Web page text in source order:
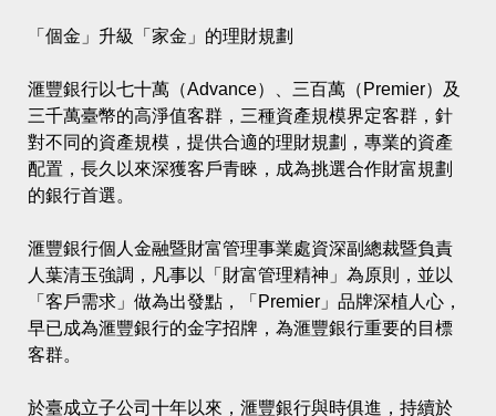
「個金」升級「家金」的理財規劃
滙豐銀行以七十萬（Advance）、三百萬（Premier）及
三千萬臺幣的高淨值客群，三種資產規模界定客群，針
對不同的資產規模，提供合適的理財規劃，專業的資產
配置，長久以來深獲客戶青睞，成為挑選合作財富規劃
的銀行首選。
滙豐銀行個人金融暨財富管理事業處資深副總裁暨負責
人葉清玉強調，凡事以「財富管理精神」為原則，並以
「客戶需求」做為出發點，「Premier」品牌深植人心，
早已成為滙豐銀行的金字招牌，為滙豐銀行重要的目標
客群。
於臺成立子公司十年以來，滙豐銀行與時俱進，持續於